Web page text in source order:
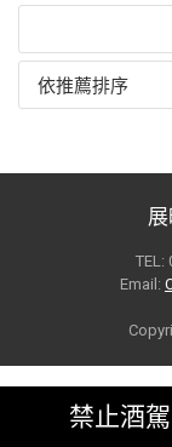
依推薦排序
TEL:
Email:
禁止酒